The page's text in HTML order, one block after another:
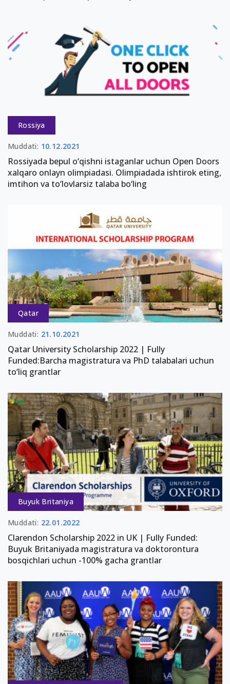
Rossiya
Muddati: 10.12.2021
Rossiyada bepul o‘qishni istaganlar uchun Open Doors
xalqaro onlayn olimpiadasi. Olimpiadada ishtirok eting,
imtihon va to‘lovlarsiz talaba bo‘ling
Qatar
Muddati: 21.10.2021
Qatar University Scholarship 2022 | Fully
Funded:Barcha magistratura va PhD talabalari uchun
to‘liq grantlar
Buyuk Britaniya
Muddati: 22.01.2022
Clarendon Scholarship 2022 in UK | Fully Funded:
Buyuk Britaniyada magistratura va doktorontura
bosqichlari uchun -100% gacha grantlar